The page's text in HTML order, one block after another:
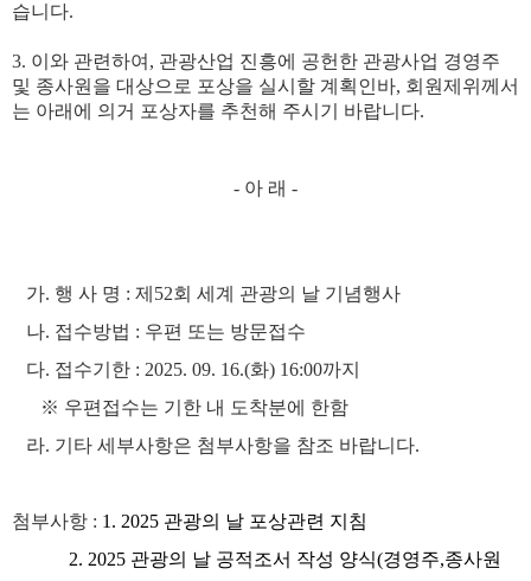
습니다.
3. 이와 관련하여 , 관광산업 진흥에 공헌한 관광사업 경영주
및 종사원을 대상으로 포상을 실시할 계획인바, 회원제위께서
는 아래에 의거 포상자를 추천해 주시기 바랍니다.
- 아 래 -
가. 행 사 명 : 제 52회 세계 관광의 날 기념행사
나. 접수방법 : 우편 또는 방문접수
다. 접수기한 : 2025. 09. 16.(화) 16:00까지
※ 우편접수는 기한 내 도착분에 한함
라. 기타 세부사항은 첨부사항을 참조 바랍니다.
첨부사항 : 1. 2025 관광의 날 포상관련 지침
2. 2025 관광의 날 공적조서 작성 양식(경영주,종사원